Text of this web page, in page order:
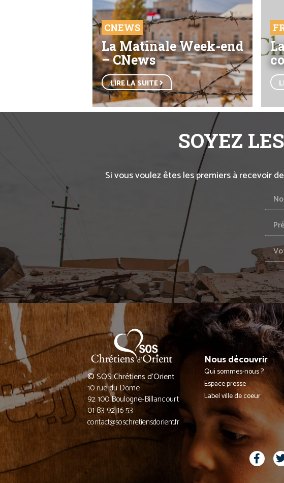
CNEWS
La Matinale Week-end
– CNews
LIRE LA SUITE
SOYEZ
Si vous voulez êtes les premiers à recevoir
© SOS Chrétiens d’Orient
10 rue du Dome
92 100 Boulogne-Billancourt
01 83 92 16 53
contact@soschretiensdorient.fr
Nous découvrir
Qui sommes-nous ?
Espace presse
Label ville de coeur